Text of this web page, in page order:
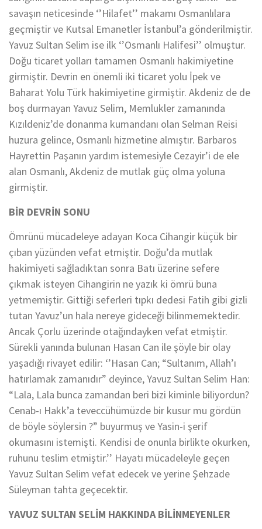
savaşın neticesinde ‘’Hilafet’’ makamı Osmanlılara
geçmiştir ve Kutsal Emanetler İstanbul’a gönderilmiştir.
Yavuz Sultan Selim ise ilk ‘’Osmanlı Halifesi’’ olmuştur.
Doğu ticaret yolları tamamen Osmanlı hakimiyetine
girmiştir. Devrin en önemli iki ticaret yolu İpek ve
Baharat Yolu Türk hakimiyetine girmiştir. Akdeniz de de
boş durmayan Yavuz Selim, Memlukler zamanında
Kızıldeniz’de donanma kumandanı olan Selman Reisi
huzura gelince, Osmanlı hizmetine almıştır. Barbaros
Hayrettin Paşanın yardım istemesiyle Cezayir’i de ele
alan Osmanlı, Akdeniz de mutlak güç olma yoluna
girmiştir.
BİR DEVRİN SONU
Ömrünü mücadeleye adayan Koca Cihangir küçük bir
çıban yüzünden vefat etmiştir. Doğu’da mutlak
hakimiyeti sağladıktan sonra Batı üzerine sefere
çıkmak isteyen Cihangirin ne yazık ki ömrü buna
yetmemiştir. Gittiği seferleri tıpkı dedesi Fatih gibi gizli
tutan Yavuz’un hala nereye gideceği bilinmemektedir.
Ancak Çorlu üzerinde otağındayken vefat etmiştir.
Sürekli yanında bulunan Hasan Can ile şöyle bir olay
yaşadığı rivayet edilir: ‘’Hasan Can; “Sultanım, Allah’ı
hatırlamak zamanıdır” deyince, Yavuz Sultan Selim Han:
“Lala, Lala bunca zamandan beri bizi kiminle biliyordun?
Cenab-ı Hakk’a teveccühümüzde bir kusur mu gördün
de böyle söylersin ?” buyurmuş ve Yasin-i şerif
okumasını istemişti. Kendisi de onunla birlikte okurken,
ruhunu teslim etmiştir.’’ Hayatı mücadeleyle geçen
Yavuz Sultan Selim vefat edecek ve yerine Şehzade
Süleyman tahta geçecektir.
YAVUZ SULTAN SELİM HAKKINDA BİLİNMEYENLER